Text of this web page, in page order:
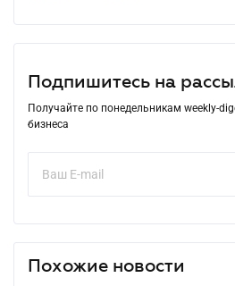
Подпишитесь на
Получайте по понедельникам weekly-
бизнеса
Похожие новости